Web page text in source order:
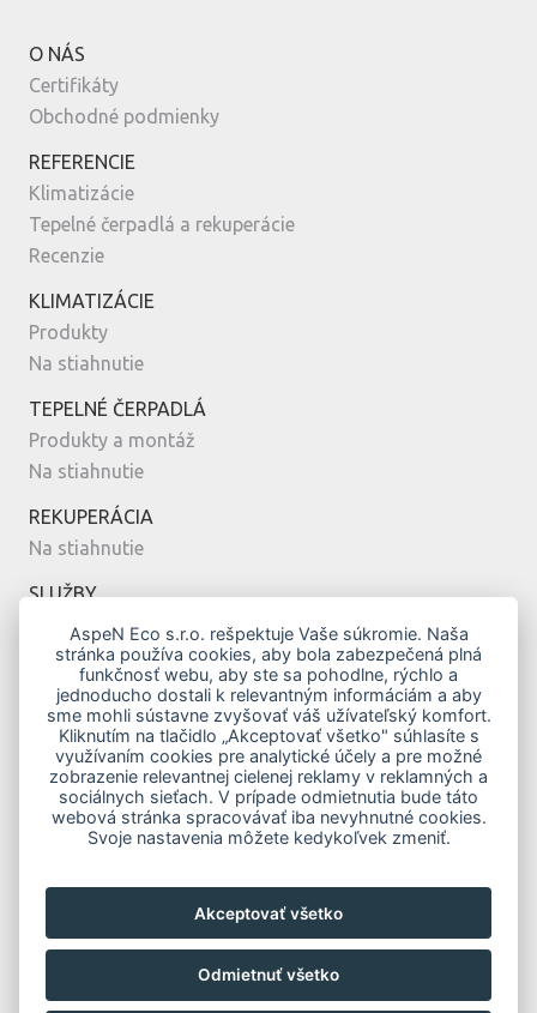
O NÁS
Certifikáty
Obchodné podmienky
REFERENCIE
Klimatizácie
Tepelné čerpadlá a rekuperácie
Recenzie
KLIMATIZÁCIE
Produkty
Na stiahnutie
TEPELNÉ ČERPADLÁ
Produkty a montáž
Na stiahnutie
REKUPERÁCIA
Na stiahnutie
SLUŽBY
Montáž
Servis
Návrh
MODERNÉ BÝVANIE
Vykurovanie klimatizáciou
Top modely
Novostavby
Obnov Dom
KONTAKTY
AspeN Eco s.r.o. rešpektuje Vaše súkromie. Naša
stránka používa cookies, aby bola zabezpečená plná
funkčnosť webu, aby ste sa pohodlne, rýchlo a
jednoducho dostali k relevantným informáciám a aby
sme mohli sústavne zvyšovať váš užívateľský komfort.
Kliknutím na tlačidlo „Akceptovať všetko" súhlasíte s
využívaním cookies pre analytické účely a pre možné
zobrazenie relevantnej cielenej reklamy v reklamných a
sociálnych sieťach. V prípade odmietnutia bude táto
webová stránka spracovávať iba nevyhnutné cookies.
Svoje nastavenia môžete kedykoľvek zmeniť.
Akceptovať všetko
Odmietnuť všetko